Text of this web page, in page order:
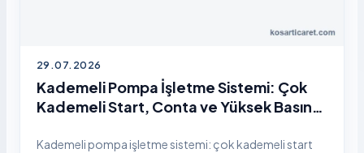
29.07.2026
Kademeli Pompa İşletme Sistemi: Çok
Kademeli Start, Conta ve Yüksek Basınç
Kademeli pompa işletme sistemi: çok kademeli start